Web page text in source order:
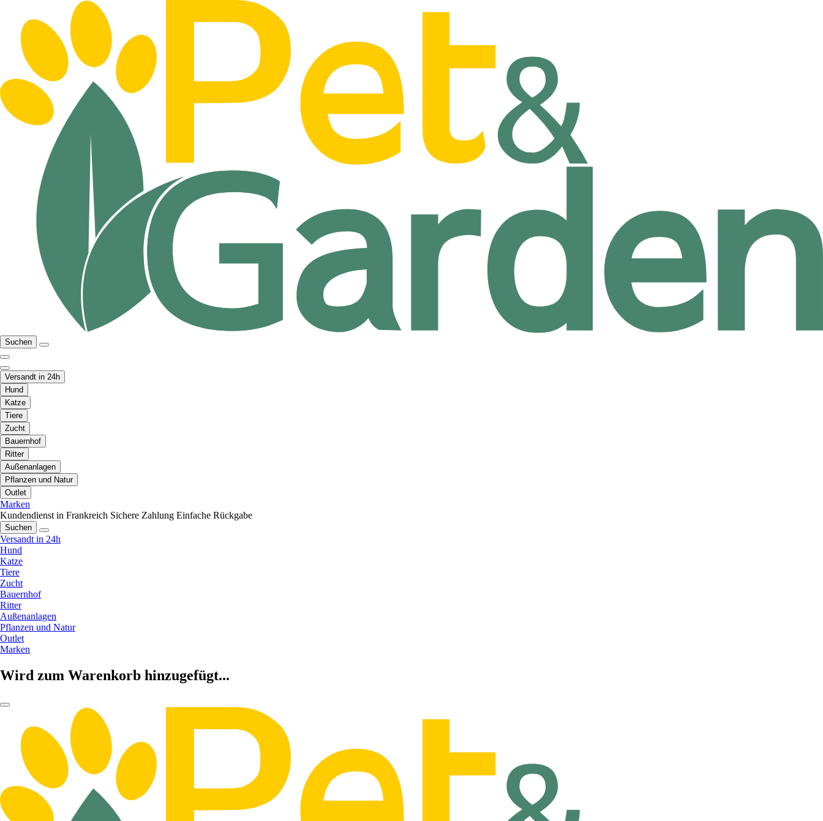
Suchen
Versandt in 24h
Hund
Katze
Tiere
Zucht
Bauernhof
Ritter
Außenanlagen
Pflanzen und Natur
Outlet
Marken
Kundendienst in Frankreich Sichere Zahlung Einfache Rückgabe
Suchen
Versandt in 24h
Hund
Katze
Tiere
Zucht
Bauernhof
Ritter
Außenanlagen
Pflanzen und Natur
Outlet
Marken
Wird zum Warenkorb hinzugefügt...